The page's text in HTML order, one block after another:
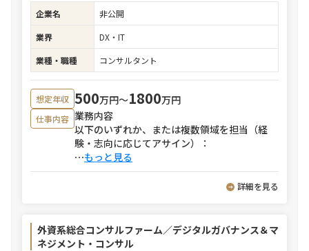
企業名
非公開
業界
DX・IT
業種・職種
コンサルタント
想定年収 500万円〜1800万円
仕事内容 業務内容
以下のいずれか、または複数領域を担当（経
験・志向に応じてアサイン）：
⋯もっと見る
詳細を見る
外資系総合コンサルファーム／デジタルガバナンス＆マ
ネジメント・コンサル